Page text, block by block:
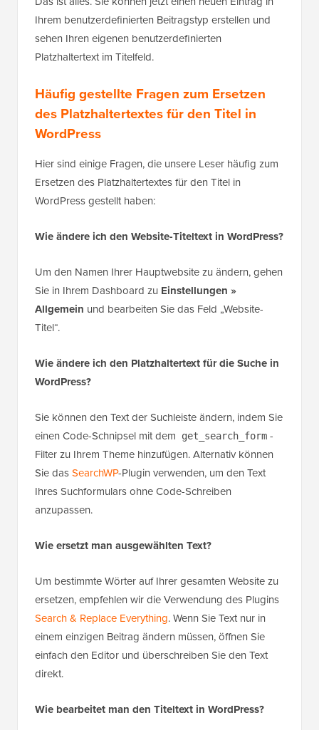
Ihrem benutzerdefinierten Beitragstyp erstellen und
sehen Ihren eigenen benutzerdefinierten
Platzhaltertext im Titelfeld.
Häufig gestellte Fragen zum Ersetzen
des Platzhaltertextes für den Titel in
WordPress
Hier sind einige Fragen, die unsere Leser häufig zum
Ersetzen des Platzhaltertextes für den Titel in
WordPress gestellt haben:
Wie ändere ich den Website-Titeltext in WordPress?
Um den Namen Ihrer Hauptwebsite zu ändern, gehen
Sie in Ihrem Dashboard zu Einstellungen »
Allgemein und bearbeiten Sie das Feld „Website-
Titel“.
Wie ändere ich den Platzhaltertext für die Suche in
WordPress?
Sie können den Text der Suchleiste ändern, indem Sie
einen Code-Schnipsel mit dem
get_search_form -
Filter zu Ihrem Theme hinzufügen. Alternativ können
Sie dasSearchWP-Plugin verwenden, um den Text
Ihres Suchformulars ohne Code-Schreiben
anzupassen.
Wie ersetzt man ausgewählten Text?
Um bestimmte Wörter auf Ihrer gesamten Website zu
ersetzen, empfehlen wir die Verwendung des Plugins
Search & Replace Everything. Wenn Sie Text nur in
einem einzigen Beitrag ändern müssen, öffnen Sie
einfach den Editor und überschreiben Sie den Text
direkt.
Wie bearbeitet man den Titeltext in WordPress?